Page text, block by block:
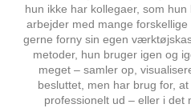
hun ikke har kollegaer, som
arbejder med mange
gerne forny sin egen
metoder, hun bruger igen og
meget – samler op,
besluttet, men har brug for,
professionelt ud – eller i